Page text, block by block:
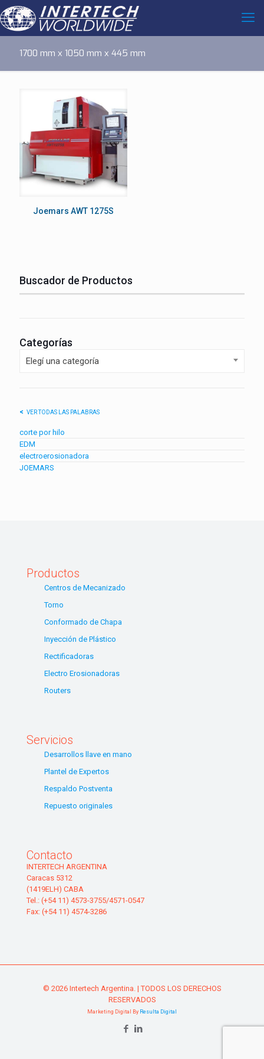
1700 mm x 1050 mm x 445 mm
Joemars AWT 1275S
Buscador de Productos
Categorías
Elegí una categoría
VER TODAS LAS PALABRAS
corte por hilo
EDM
electroerosionadora
JOEMARS
Productos
Centros de Mecanizado
Torno
Conformado de Chapa
Inyección de Plástico
Rectificadoras
Electro Erosionadoras
Routers
Servicios
Desarrollos llave en mano
Plantel de Expertos
Respaldo Postventa
Repuesto originales
Contacto
INTERTECH ARGENTINA
Caracas 5312
(1419ELH) CABA
Tel.: (+54 11) 4573-3755/4571-0547
Fax: (+54 11) 4574-3286
© 2026 Intertech Argentina. | TODOS LOS DERECHOS
RESERVADOS
Marketing Digital By Resulta Digital